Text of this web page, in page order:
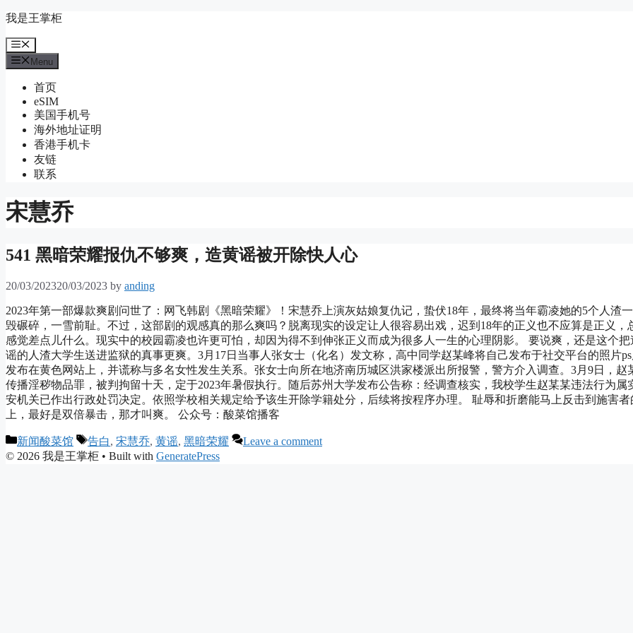
Skip
content
我是王掌柜
Menu
Menu
首页
eSIM
美国手机号
海外地址证明
香港手机卡
友链
联系
宋慧乔
541 黑暗荣耀报仇不够爽，造黄谣被开除快人心
20/03/202320/03/2023 by anding
2023年第一部爆款爽剧问世了：网飞韩剧《黑暗荣耀》！宋慧乔上演灰姑娘复仇记，蛰伏18年，最终将当年霸凌她的5个人渣
毁碾碎，一雪前耻。不过，这部剧的观感真的那么爽吗？脱离现实的设定让人很容易出戏，迟到18年的正义也不应算是正义，
感觉差点儿什么。现实中的校园霸凌也许更可怕，却因为得不到伸张正义而成为很多人一生的心理阴影。 要说爽，还是这个把
谣的人渣大学生送进监狱的真事更爽。3月17日当事人张女士（化名）发文称，高中同学赵某峰将自己发布于社交平台的照片
发布在黄色网站上，并谎称与多名女性发生关系。张女士向所在地济南历城区洪家楼派出所报警，警方介入调查。3月9日，赵
传播淫秽物品罪，被判拘留十天，定于2023年暑假执行。随后苏州大学发布公告称：经调查核实，我校学生赵某某违法行为属
安机关已作出行政处罚决定。依照学校相关规定给予该生开除学籍处分，后续将按程序办理。 耻辱和折磨能马上反击到施害者
上，最好是双倍暴击，那才叫爽。 公众号：酸菜馆播客
Categories
新闻酸菜馆 Tags
告白, 宋慧乔, 黄谣, 黑暗荣耀
Leave a comment
© 2026 我是王掌柜 • Built with GeneratePress